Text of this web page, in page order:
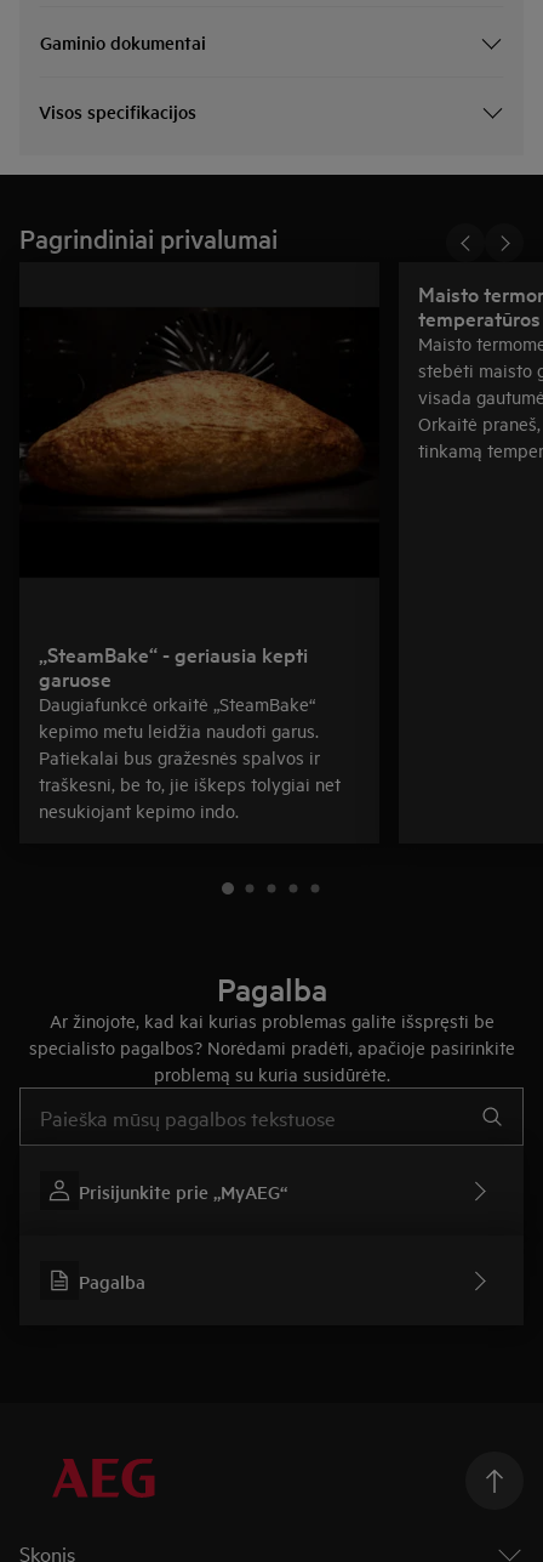
Gaminio dokumentai
Visos specifikacijos
Pagrindiniai privalumai
„SteamBake“ - geriausia kepti
garuose
Daugiafunkcė orkaitė „SteamBake“
kepimo metu leidžia naudoti garus.
Patiekalai bus gražesnės spalvos ir
traškesni, be to, jie iškeps tolygiai net
nesukiojant kepimo indo.
Maisto
Maisto
stebėti maisto
visada
Orkaitė
tinkamą
Pagalba
Ar žinojote, kad kai kurias problemas galite išspręsti be
specialisto pagalbos? Norėdami pradėti, apačioje pasirinkite
problemą su kuria susidūrėte.
Prisijunkite prie „MyAEG“
Pagalba
Skonis